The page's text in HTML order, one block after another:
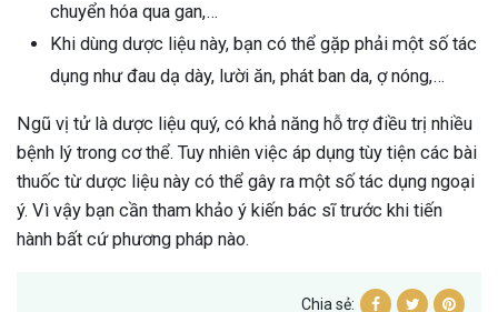
chuyển hóa qua gan,…
Khi dùng dược liệu này, bạn có thể gặp phải một số tác
dụng như đau dạ dày, lười ăn, phát ban da, ợ nóng,…
Ngũ vị tử là dược liệu quý, có khả năng hỗ trợ điều trị nhiều
bệnh lý trong cơ thể. Tuy nhiên việc áp dụng tùy tiện các bài
thuốc từ dược liệu này có thể gây ra một số tác dụng ngoại
ý. Vì vậy bạn cần tham khảo ý kiến bác sĩ trước khi tiến
hành bất cứ phương pháp nào.
Chia sẻ: